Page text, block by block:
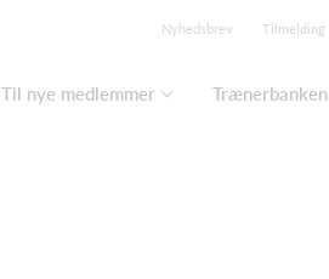
Nyhedsbrev Tilmelding
Til nye medlemmer Trænerbanken